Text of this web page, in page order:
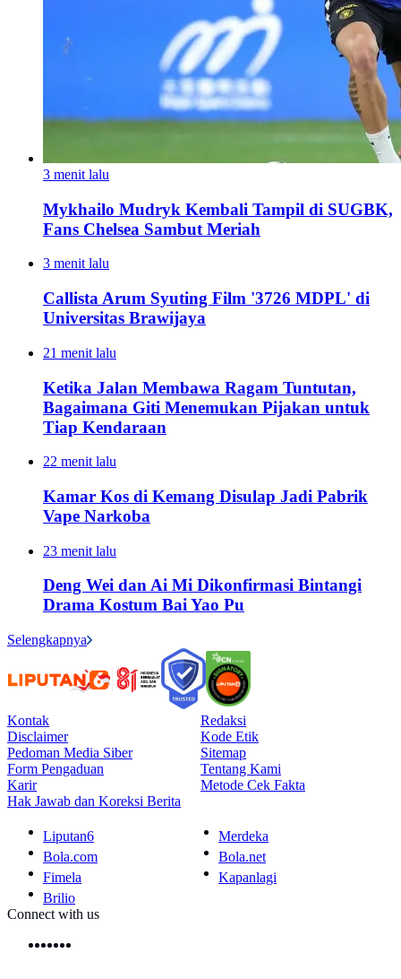
3 menit lalu
Mykhailo Mudryk Kembali Tampil di SUGBK,
Fans Chelsea Sambut Meriah
3 menit lalu
Callista Arum Syuting Film '3726 MDPL' di
Universitas Brawijaya
21 menit lalu
Ketika Jalan Membawa Ragam Tuntutan,
Bagaimana Giti Menemukan Pijakan untuk
Tiap Kendaraan
22 menit lalu
Kamar Kos di Kemang Disulap Jadi Pabrik
Vape Narkoba
23 menit lalu
Deng Wei dan Ai Mi Dikonfirmasi Bintangi
Drama Kostum Bai Yao Pu
Selengkapnya
Kontak
Redaksi
Disclaimer
Kode Etik
Pedoman Media Siber
Sitemap
Form Pengaduan
Tentang Kami
Karir
Metode Cek Fakta
Hak Jawab dan Koreksi Berita
Liputan6
Merdeka
Bola.com
Bola.net
Fimela
Kapanlagi
Brilio
Connect with us